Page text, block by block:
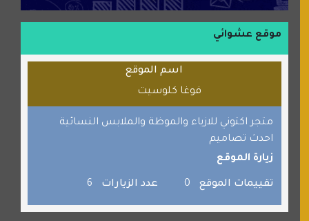
موقع حراج خدمة
الطبي
قراننا
القران للجميع
برامج كمبيوتر
جائزة دبي الدولية للقران الكريم
صفنة دوت كوم
الألسن لخدمات الترجمة المعتمدة
موقع عشوائي
اسم الموقع
فوغا كلوسيت
متجر اكتوني للازياء والموظة والملابس النسائية
احدث تصاميم
زيارة الموقع
تقييمات الموقع 0 عدد الزيارات 6